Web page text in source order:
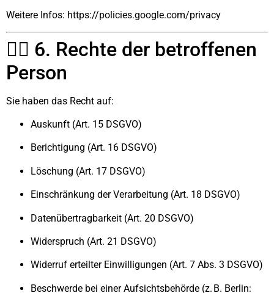
Weitere Infos: https://policies.google.com/privacy
🧑‍⚖️ 6. Rechte der betroffenen
Person
Sie haben das Recht auf:
Auskunft (Art. 15 DSGVO)
Berichtigung (Art. 16 DSGVO)
Löschung (Art. 17 DSGVO)
Einschränkung der Verarbeitung (Art. 18 DSGVO)
Datenübertragbarkeit (Art. 20 DSGVO)
Widerspruch (Art. 21 DSGVO)
Widerruf erteilter Einwilligungen (Art. 7 Abs. 3 DSGVO)
Beschwerde bei einer Aufsichtsbehörde (z. B. Berlin: